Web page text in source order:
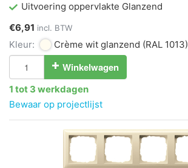
Uitvoering oppervlakte Glanzend
€6,91 incl. BTW
Kleur: Crème wit glanzend (RAL 1013)
Winkelwagen
1 tot 3 werkdagen
Bewaar op projectlijst